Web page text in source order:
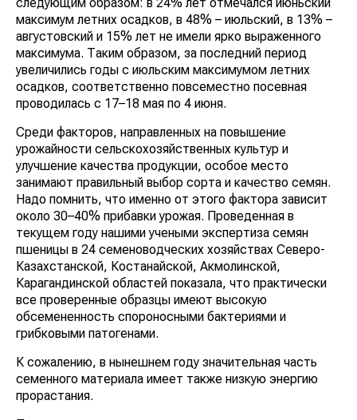
максимум летних осадков, в 48% – июльский, в 13% –
августовский и 15% лет не имели ярко выраженного
максимума. Таким образом, за последний период
увеличились годы с июльским максимумом летних
осадков, соответственно повсеместно посевная
проводилась с 17–18 мая по 4 июня.
Среди факторов, направленных на повышение
урожайности сельскохозяйственных культур и
улучшение качества продукции, особое место
занимают правильный выбор сорта и качество семян.
Надо помнить, что именно от этого фактора зависит
около 30–40% прибавки урожая. Проведенная в
текущем году нашими учеными экспертиза семян
пшеницы в 24 семеноводческих хозяйствах Северо-
Казахстанской, Костанайской, Акмолинской,
Карагандинской областей показала, что практически
все проверенные образцы имеют высокую
обсемененность спороносными бактериями и
грибковыми патогенами.
К сожалению, в нынешнем году значительная часть
семенного материала имеет также низкую энергию
прорастания.